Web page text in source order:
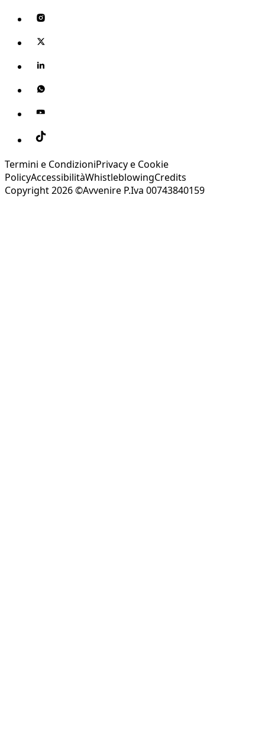
Termini e CondizioniPrivacy e Cookie
PolicyAccessibilitàWhistleblowingCredits
Copyright 2026 ©Avvenire P.Iva 00743840159